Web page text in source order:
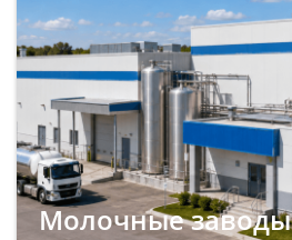
Молочные заводы